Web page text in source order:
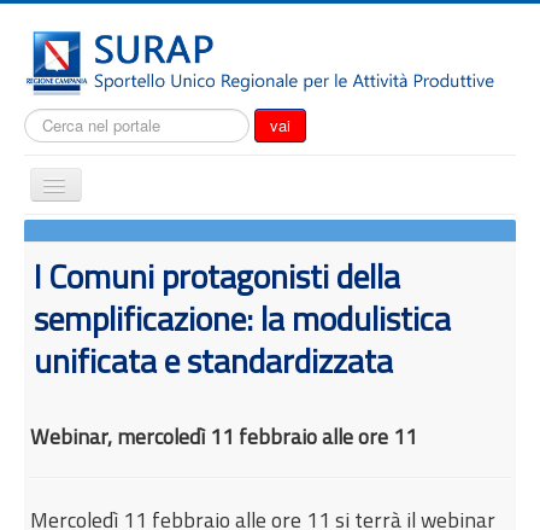
Cerca... vai
Cambia
navigazione
Notizie
Il SURAP
Normativa
Come fare per
Incentivi e agevolazioni
I Comuni protagonisti della
semplificazione: la modulistica
unificata e standardizzata
Webinar, mercoledì 11 febbraio alle ore 11
Mercoledì 11 febbraio alle ore 11 si terrà il webinar